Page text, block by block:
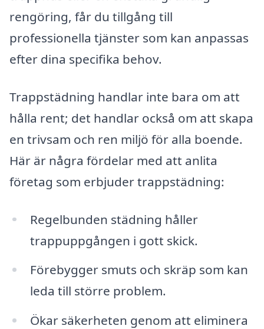
rengöring, får du tillgång till
professionella tjänster som kan anpassas
efter dina specifika behov.
Trappstädning handlar inte bara om att
hålla rent; det handlar också om att skapa
en trivsam och ren miljö för alla boende.
Här är några fördelar med att anlita
företag som erbjuder trappstädning:
Regelbunden städning håller
trappuppgången i gott skick.
Förebygger smuts och skräp som kan
leda till större problem.
Ökar säkerheten genom att eliminera